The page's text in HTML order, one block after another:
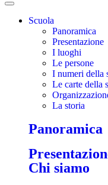
Scuola
Panoramica
Presentazione
I luoghi
Le persone
I numeri della
Le carte della
La storia
Panoramica
Chi siamo